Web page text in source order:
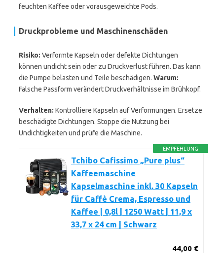
feuchten Kaffee oder vorausgeweichte Pods.
Druckprobleme und Maschinenschäden
Risiko: Verformte Kapseln oder defekte Dichtungen
können undicht sein oder zu Druckverlust führen. Das kann
die Pumpe belasten und Teile beschädigen. Warum:
Falsche Passform verändert Druckverhältnisse im Brühkopf.
Verhalten: Kontrolliere Kapseln auf Verformungen. Ersetze
beschädigte Dichtungen. Stoppe die Nutzung bei
Undichtigkeiten und prüfe die Maschine.
EMPFEHLUNG
Tchibo Cafissimo „Pure plus“
Kaffeemaschine
Kapselmaschine inkl. 30 Kapseln
für Caffè Crema, Espresso und
Kaffee | 0,8l | 1250 Watt | 11,9 x
33,7 x 24 cm | Schwarz
44,00 €